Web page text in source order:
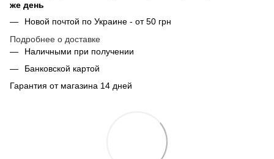
же день
Новой почтой по Украине - от 50 грн
Подробнее о доставке
Наличными при получении
Банковской картой
Гарантия от магазина 14 дней